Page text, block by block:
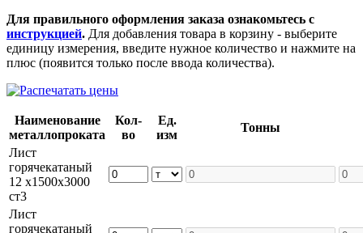
Для правильного оформления заказа ознакомьтесь с
инструкцией. Для добавления товара в корзину - выберите
единицу измерения, введите нужное количество и нажмите на
плюс (появится только после ввода количества).
Наименование
металлопроката
Кол-
во
Ед.
изм
Тонны
Лист
горячекатаный
12 х1500х3000
ст3
Лист
горячекатаный